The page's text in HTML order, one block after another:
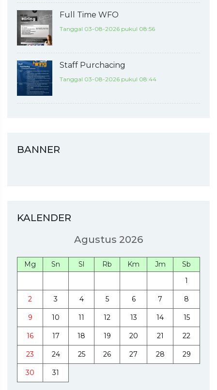
Full Time WFO
Tanggal 03-08-2026 pukul 08:56
Staff Purchacing
Tanggal 03-08-2026 pukul 08:44
BANNER
KALENDER
Agustus 2026
Mg Sn Sl Rb Km Jm
Sb
1
2 3 4 5 6 7 8
9 10 11 12 13 14 15
16 17 18 19 20 21 22
23 24 25 26 27 28 29
30 31